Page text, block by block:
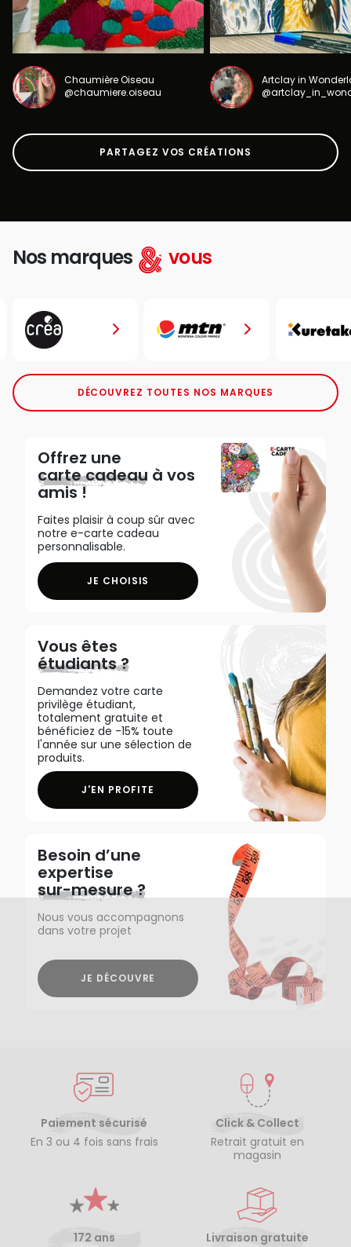
Chaumière Oiseau
@chaumiere.oiseau
Artclay in
PARTAGEZ VOS CRÉATIONS
Nos marques vous
DÉCOUVREZ TOUTES NOS MARQUES
Offrez une
carte cadeau à vos
amis !
Faites plaisir à coup sûr avec
notre e-carte cadeau
personnalisable.
JE CHOISIS
Vous êtes
étudiants ?
Demandez votre carte
privilège étudiant,
totalement gratuite et
bénéficiez de -15% toute
l'année sur une sélection de
produits.
J'EN PROFITE
Besoin d’une
expertise
sur-mesure ?
Nous vous accompagnons
dans votre projet
JE DÉCOUVRE
Paiement sécurisé
En 3 ou 4 fois sans frais
Click & Collect
Retrait gratuit en
magasin
172 ans
Livraison gratuite